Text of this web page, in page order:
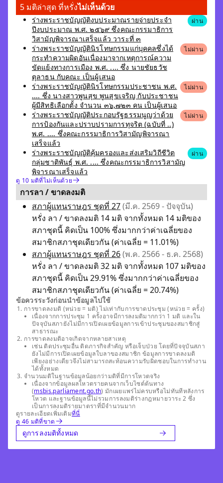
5 มติล่าสุด ที่หรั่งไม่เห็นด้วย
ร่างพระราชบัญญัติงบประมาณรายจ่ายประจำ
ปีงบประมาณ พ.ศ. ๒๕๖๙ ซึ่งคณะกรรมาธิการ
วิสามัญพิจารณาเสร็จแล้ว วาระที่ ๓
ผ่าน
ร่างพระราชบัญญัตินิรโทษกรรมแก่บุคคลซึ่งได้
กระทำความผิดอันเนื่องมาจากเหตุการณ์ความ
ขัดแย้งทางการเมือง พ.ศ. .... ซึ่ง นายชัยธวัช
ตุลาธน กับคณะ เป็นผู้เสนอ
ไม่ผ่าน
ร่างพระราชบัญญัตินิรโทษกรรมประชาชน พ.ศ.
.... ซึ่ง นางสาวพูนสุข พูนสุขเจริญ กับประชาชน
ผู้มีสิทธิเลือกตั้ง จำนวน ๓๖,๗๒๓ คน เป็นผู้เสนอ
ไม่ผ่าน
ร่างพระราชบัญญัติประกอบรัฐธรรมนูญว่าด้วย
การป้องกันและปราบปรามการทุจริต (ฉบับที่ ..)
พ.ศ. .... ซึ่งคณะกรรมาธิการวิสามัญพิจารณา
เสร็จแล้ว
ไม่ผ่าน
ร่างพระราชบัญญัติคุ้มครองและส่งเสริมวิถีชีวิต
กลุ่มชาติพันธุ์ พ.ศ. .... ซึ่งคณะกรรมาธิการวิสามัญ
พิจารณาเสร็จแล้ว
ผ่าน
ดู 10 มติที่ไม่เห็นด้วย
การลา / ขาดลงมติ
สภาผู้แทนราษฎร ชุดที่ 27(มี.ค. 2569 - ปัจจุบัน)
หรั่ง ลา / ขาดลงมติ 14 มติ จากทั้งหมด 14 มติของ
สภาชุดนี้ คิดเป็น 100% ซึ่งมากกว่าค่าเฉลี่ยของ
สมาชิกสภาชุดเดียวกัน (ค่าเฉลี่ย = 11.01%)
สภาผู้แทนราษฎร ชุดที่ 26(พ.ค. 2566 - ธ.ค. 2568)
หรั่ง ลา / ขาดลงมติ 32 มติ จากทั้งหมด 107 มติของ
สภาชุดนี้ คิดเป็น 29.91% ซึ่งมากกว่าค่าเฉลี่ยของ
สมาชิกสภาชุดเดียวกัน (ค่าเฉลี่ย = 20.74%)
ข้อควรระวังก่อนนำข้อมูลไปใช้
การขาดลงมติ (หน่วย = มติ) ไม่เท่ากับการขาดประชุม (หน่วย = ครั้ง)
เนื่องจากการประชุม 1 ครั้งอาจมีการลงมติมากกว่า 1 มติ และใน
ปัจจุบันสภายังไม่มีการเปิดเผยข้อมูลการเข้าประชุมของสมาชิกสู่
สาธารณะ
การขาดลงมติอาจเกิดจากหลายสาเหตุ
เช่น ติดประชุมอื่น ติดภารกิจสำคัญ หรือเจ็บป่วย โดยที่ปัจจุบันสภา
ยังไม่มีการเปิดเผยข้อมูลใบลาของสมาชิก ข้อมูลการขาดลงมติ
เพียงอย่างเดียวจึงไม่สามารถสะท้อนความรับผิดชอบในการทำงาน
ได้ทั้งหมด
จำนวนมติในฐานข้อมูลน้อยกว่ามติที่มีการโหวตจริง
เนื่องจากข้อมูลผลโหวตรายคนจากเว็บไซต์ต้นทาง
(msbis.parliament.go.th) มักเผยแพร่ไม่ครบหรือไม่ทันทีหลังการ
โหวต และฐานข้อมูลนี้ไม่รวมการลงมติร่างกฎหมายวาระ 2 ซึ่ง
เป็นการลงมติรายมาตราที่มีจำนวนมาก
ดูรายละเอียดเพิ่มเติมที่นี่
ดู 46 มติที่ขาด
ดูการลงมติทั้งหมด